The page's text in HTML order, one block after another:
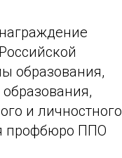
образования,
и личностного
профбюро ППО